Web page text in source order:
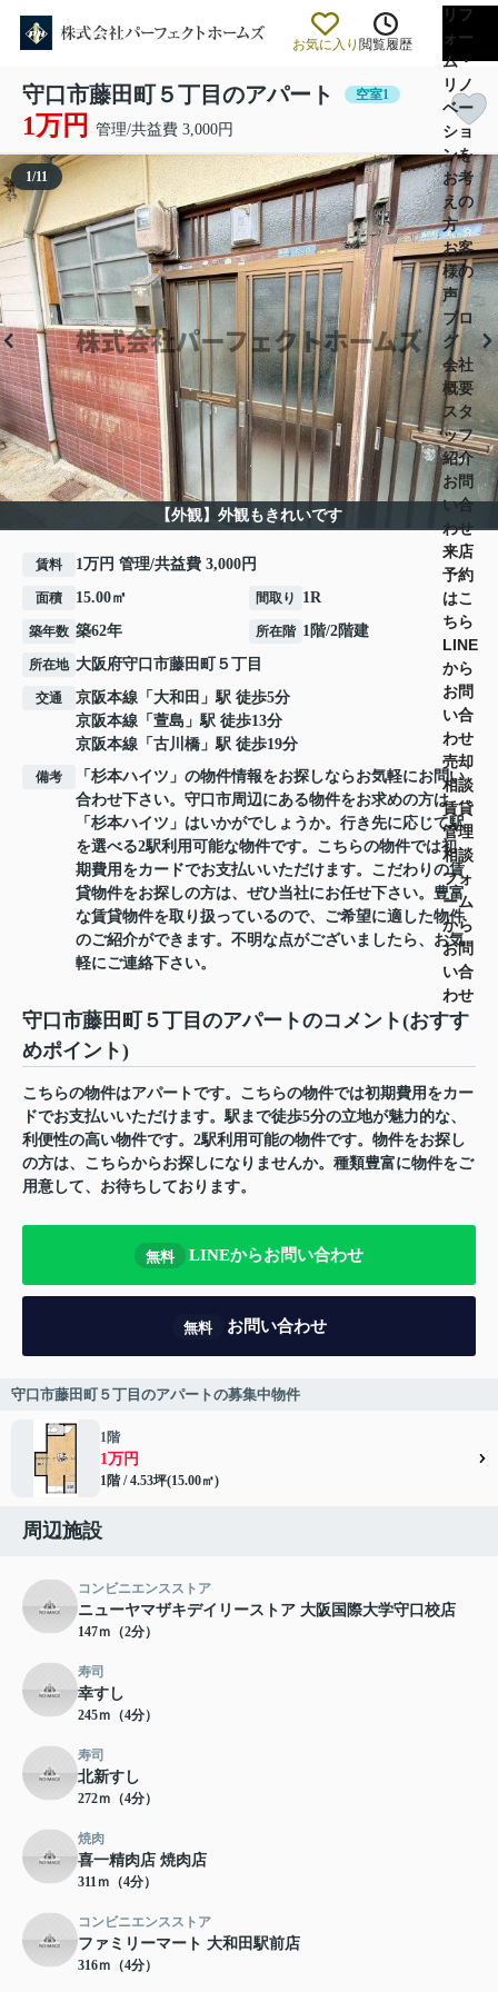
お気に入り 閲覧履歴
リフ
ォー
ム・
リノ
ベー
ショ
ンを
お考
えの
方
お客
様の
声
ブロ
グ
会社
概要
スタ
ッフ
紹介
お問
い合
わせ
来店
予約
はこ
ちら
LINE
から
お問
い合
わせ
売却
相談
賃貸
管理
相談
フォ
ーム
から
お問
い合
わせ
守口市藤田町５丁目のアパート 空室1
1万円 管理/共益費 3,000円
【外観】外観もきれいです
1/11
賃料 1万円 管理/共益費 3,000円
面積 15.00㎡ 間取り 1R
築年数 築62年 所在階 1階/2階建
所在地 大阪府守口市藤田町 ５丁目
交通 京阪本線 「 大和田 」駅 徒歩5分
京阪本線 「 萱島 」駅 徒歩13分
京阪本線 「 古川橋 」駅 徒歩19分
備考
「杉本ハイツ」の物件情報をお探しならお気軽にお問い
合わせ下さい。守口市周辺にある物件をお求めの方は
「杉本ハイツ」はいかがでしょうか。行き先に応じて駅
を選べる2駅利用可能な物件です。こちらの物件では初
期費用をカードでお支払いいただけます。こだわりの賃
貸物件をお探しの方は、ぜひ当社にお任せ下さい。豊富
な賃貸物件を取り扱っているので、ご希望に適した物件
のご紹介ができます。不明な点がございましたら、お気
軽にご連絡下さい。
守口市藤田町５丁目のアパートのコメント(おすす
めポイント)
こちらの物件はアパートです。こちらの物件では初期費用をカー
ドでお支払いいただけます。駅まで徒歩5分の立地が魅力的な、
利便性の高い物件です。2駅利用可能の物件です。物件をお探し
の方は、こちらからお探しになりませんか。種類豊富に物件をご
用意して、お待ちしております。
無料 LINEからお問い合わせ
無料 お問い合わせ
守口市藤田町５丁目のアパートの募集中物件
1階
1万円
1階 / 4.53坪(15.00㎡)
周辺施設
コンビニエンスストア
ニューヤマザキデイリーストア 大阪国際大学守口校店
147ｍ（2分）
寿司
幸すし
245ｍ（4分）
寿司
北新すし
272ｍ（4分）
焼肉
喜一精肉店 焼肉店
311ｍ（4分）
コンビニエンスストア
ファミリーマート 大和田駅前店
316ｍ（4分）